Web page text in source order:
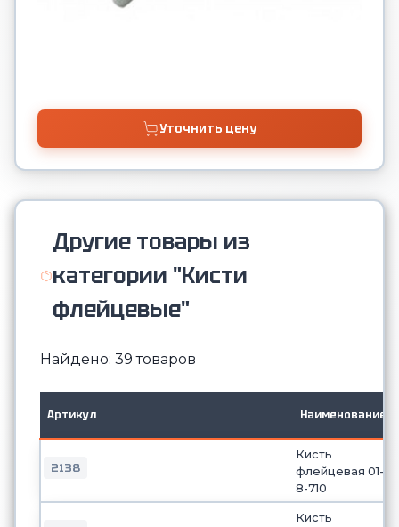
Уточнить цену
Другие товары из
категории "Кисти
флейцевые"
Найдено: 39 товаров
Артикул Наименование
2138
Кисть
флейцевая 01-
8-710
Кисть